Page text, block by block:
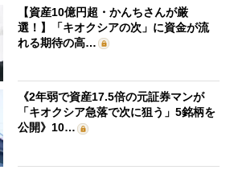
【資産10億円超・かんちさんが厳
選！】「キオクシアの次」に資金が流
れる期待の高…
《2年弱で資産17.5倍の元証券マンが
「キオクシア急落で次に狙う」5銘柄を
公開》10…